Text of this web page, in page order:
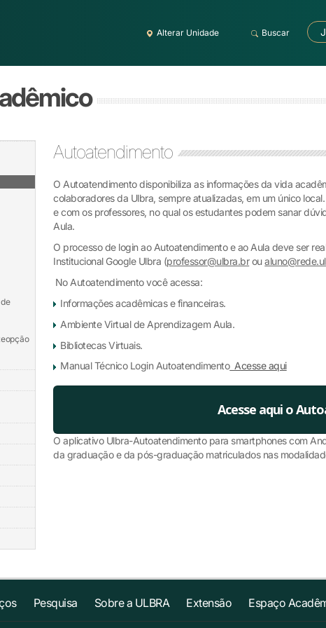
Alterar Unidade Buscar
Autoatendimento
O Autoatendimento disponibiliza as informações da vida
colaboradores da Ulbra, sempre atualizadas, em um único
e com os professores, no qual os estudantes podem sanar
Aula.
O processo de login ao Autoatendimento e ao Aula deve ser
Institucional Google Ulbra (professor@ulbra.brou
No Autoatendimento você acessa:
Informações acadêmicas e financeiras.
Ambiente Virtual de Aprendizagem Aula.
Bibliotecas Virtuais.
Manual Técnico Login AutoatendimentoAcesse aqui
Acesse aqui o
O aplicativo Ulbra-Autoatendimento para smartphones com
da graduação e da pós-graduação matriculados nas
Pesquisa Sobre a ULBRA Extensão Espaço